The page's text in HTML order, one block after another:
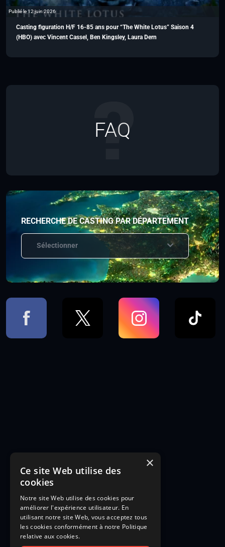
Publié le 12 juin 2026
Casting figuration H/F 16-85 ans pour “The White Lotus” Saison 4
(HBO) avec Vincent Cassel, Ben Kingsley, Laura Dern
FAQ
RECHERCHE DE CASTING PAR DÉPARTEMENT
Sélectionner
×
Ce site Web utilise des
cookies
Notre site Web utilise des cookies pour
améliorer l'expérience utilisateur. En
utilisant notre site Web, vous acceptez tous
les cookies conformément à notre Politique
relative aux cookies.